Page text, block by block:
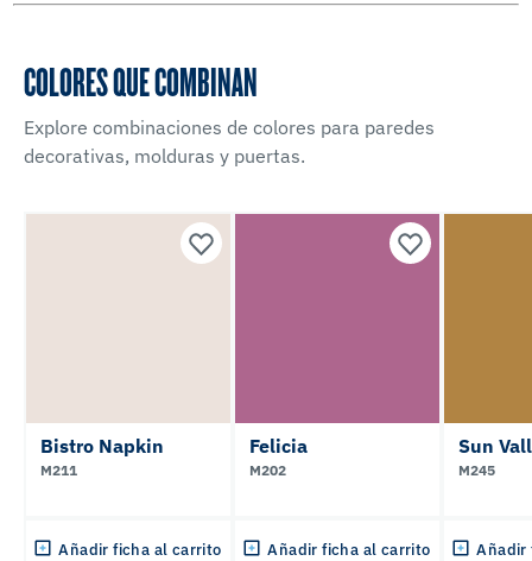
COLORES QUE COMBINAN
Explore combinaciones de colores para paredes
decorativas, molduras y puertas.
Bistro Napkin
M211
Añadir ficha al carrito
Felicia
M202
Añadir ficha al carrito
Sun
M245
Añadir